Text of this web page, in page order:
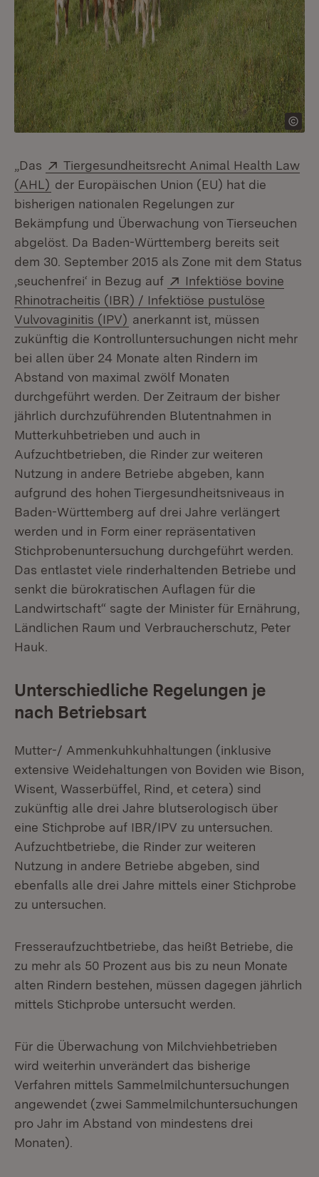
„Das Extern:
Tiergesundheitsrecht Animal Health Law
(AHL) (Öffnet in neuem Fenster)
der Europäischen Union (EU) hat die
bisherigen nationalen Regelungen zur
Bekämpfung und Überwachung von Tierseuchen
abgelöst. Da Baden-Württemberg bereits seit
dem 30. September 2015 als Zone mit dem Status
,seuchenfrei‘ in Bezug auf
Extern:
Infektiöse bovine
Rhinotracheitis (IBR) / Infektiöse pustulöse
Vulvovaginitis (IPV) (Öffnet in neuem Fenster)
anerkannt ist, müssen
zukünftig die Kontrolluntersuchungen nicht mehr
bei allen über 24 Monate alten Rindern im
Abstand von maximal zwölf Monaten
durchgeführt werden. Der Zeitraum der bisher
jährlich durchzuführenden Blutentnahmen in
Mutterkuhbetrieben und auch in
Aufzuchtbetrieben, die Rinder zur weiteren
Nutzung in andere Betriebe abgeben, kann
aufgrund des hohen Tiergesundheitsniveaus in
Baden-Württemberg auf drei Jahre verlängert
werden und in Form einer repräsentativen
Stichprobenuntersuchung durchgeführt werden.
Das entlastet viele rinderhaltenden Betriebe und
senkt die bürokratischen Auflagen für die
Landwirtschaft“ sagte der Minister für Ernährung,
Ländlichen Raum und Verbraucherschutz, Peter
Hauk.
Unterschiedliche Regelungen je
nach Betriebsart
Mutter-/ Ammenkuhkuhhaltungen (inklusive
extensive Weidehaltungen von Boviden wie Bison,
Wisent, Wasserbüffel, Rind, et cetera) sind
zukünftig alle drei Jahre blutserologisch über
eine Stichprobe auf IBR/IPV zu untersuchen.
Aufzuchtbetriebe, die Rinder zur weiteren
Nutzung in andere Betriebe abgeben, sind
ebenfalls alle drei Jahre mittels einer Stichprobe
zu untersuchen.
Fresseraufzuchtbetriebe, das heißt Betriebe, die
zu mehr als 50 Prozent aus bis zu neun Monate
alten Rindern bestehen, müssen dagegen jährlich
mittels Stichprobe untersucht werden.
Für die Überwachung von Milchviehbetrieben
wird weiterhin unverändert das bisherige
Verfahren mittels Sammelmilchuntersuchungen
angewendet (zwei Sammelmilchuntersuchungen
pro Jahr im Abstand von mindestens drei
Monaten).